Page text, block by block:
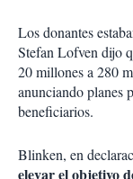
Los donantes
Stefan Lofven dijo
20 millones a 280
anunciando planes
beneficiarios.
Blinken, en
elevar el objetivo